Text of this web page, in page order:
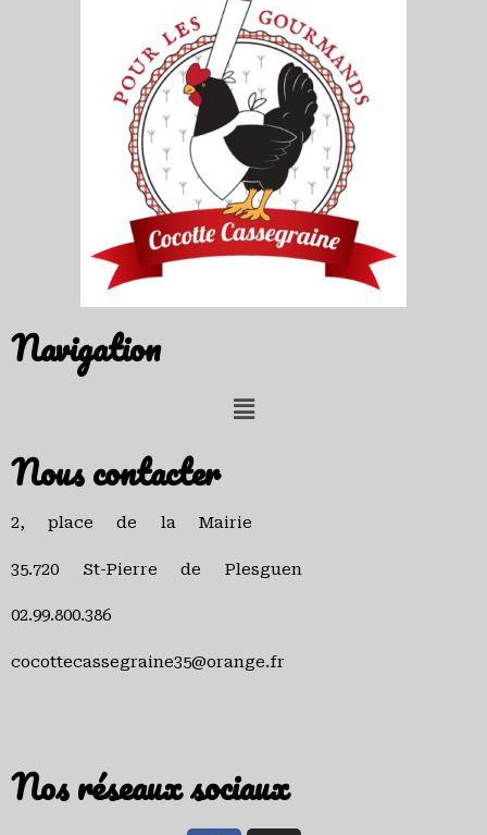
Navigation
Nous contacter
2, place de la Mairie
35.720 St-Pierre de Plesguen
02.99.800.386
cocottecassegraine35@orange.fr
Nos réseaux sociaux